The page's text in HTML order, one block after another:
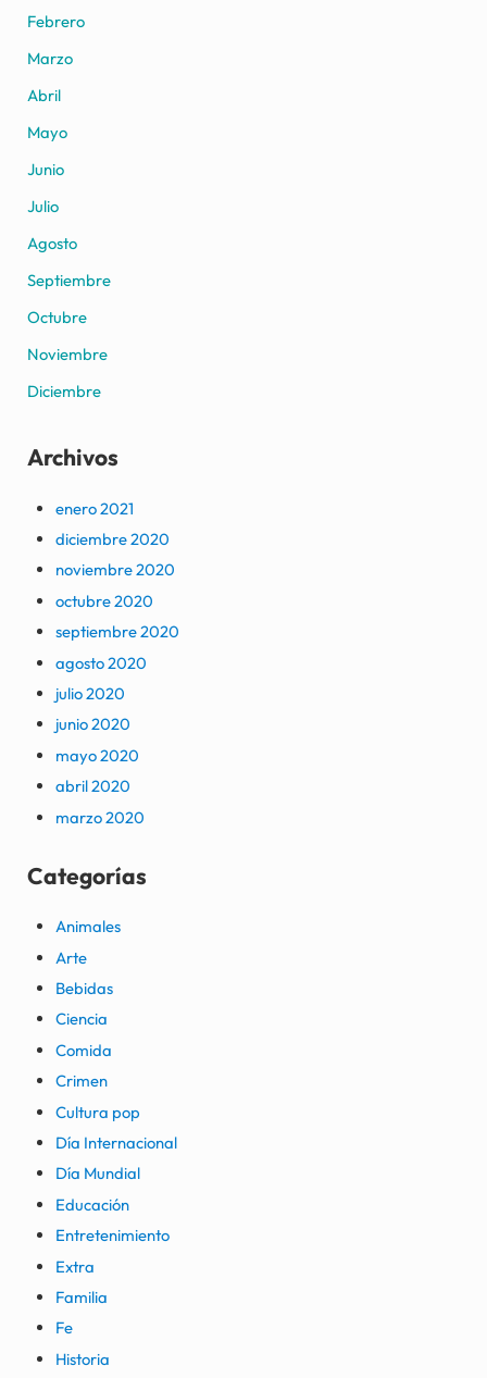
Febrero
Marzo
Abril
Mayo
Junio
Julio
Agosto
Septiembre
Octubre
Noviembre
Diciembre
Archivos
enero 2021
diciembre 2020
noviembre 2020
octubre 2020
septiembre 2020
agosto 2020
julio 2020
junio 2020
mayo 2020
abril 2020
marzo 2020
Categorías
Animales
Arte
Bebidas
Ciencia
Comida
Crimen
Cultura pop
Día Internacional
Día Mundial
Educación
Entretenimiento
Extra
Familia
Fe
Historia